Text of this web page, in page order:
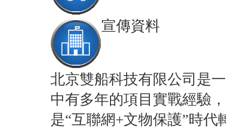
宣傳資料
北京雙船科技有限公司是
中有多年的項目實戰經驗
是“互聯網+文物保護”時代